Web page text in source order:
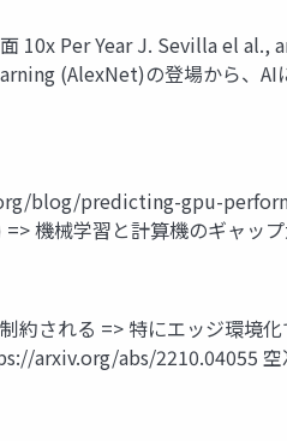
Per Year J. Sevilla el al.,
(AlexNet)の登場から、AI
blog/predicting-gpu-
機械学習と計算機のギャッ
される => 特にエッジ環境
arxiv.org/abs/2210.04055